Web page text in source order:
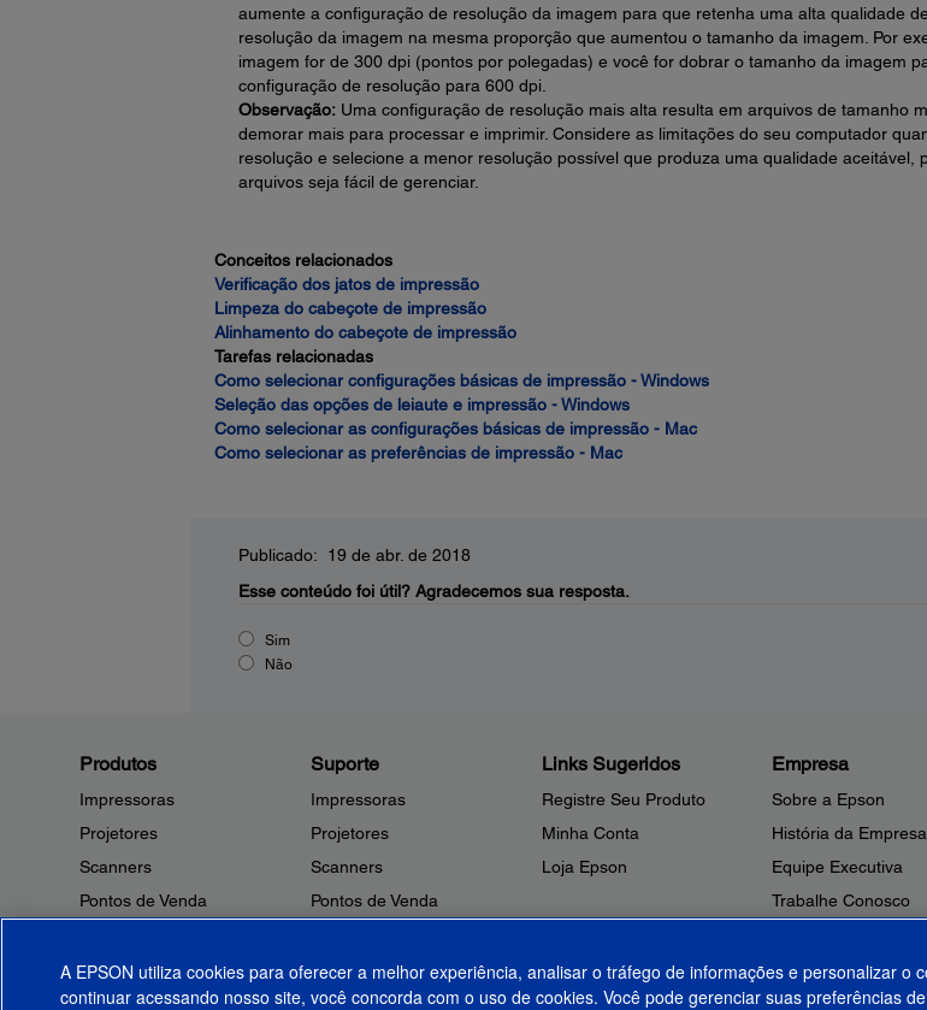
aumente a configuração de resolução da imagem para que retenha uma alta qualidade
resolução da imagem na mesma proporção que aumentou o tamanho da imagem. Por
imagem for de 300 dpi (pontos por polegadas) e você for dobrar o tamanho da imagem
configuração de resolução para 600 dpi.
Observação:Uma configuração de resolução mais alta resulta em arquivos de tamanho
demorar mais para processar e imprimir. Considere as limitações do seu computador
resolução e selecione a menor resolução possível que produza uma qualidade aceitável,
arquivos seja fácil de gerenciar.
Conceitos relacionados
Verificação dos jatos de impressão
Limpeza do cabeçote de impressão
Alinhamento do cabeçote de impressão
Tarefas relacionadas
Como selecionar configurações básicas de impressão - Windows
Seleção das opções de leiaute e impressão - Windows
Como selecionar as configurações básicas de impressão - Mac
Como selecionar as preferências de impressão - Mac
Publicado: 19 de abr. de 2018
Esse conteúdo foi útil? Agradecemos sua resposta.
Sim
Não
Produtos
Impressoras
Projetores
Scanners
Pontos de Venda
Microdispositivos
Tintas
Suporte
Impressoras
Projetores
Scanners
Pontos de Venda
Outros Produtos
Notificações de Segurança
Links Sugeridos
Registre Seu Produto
Minha Conta
Loja Epson
Empresa
Sobre a Epson
História da Empresa
Equipe Executiva
Trabalhe Conosco
Fale Conosco
Shakira + Epson
A EPSON utiliza cookies para oferecer a melhor experiência, analisar o tráfego de informações e personalizar o
continuar acessando nosso site, você concorda com o uso de cookies. Você pode gerenciar suas preferências